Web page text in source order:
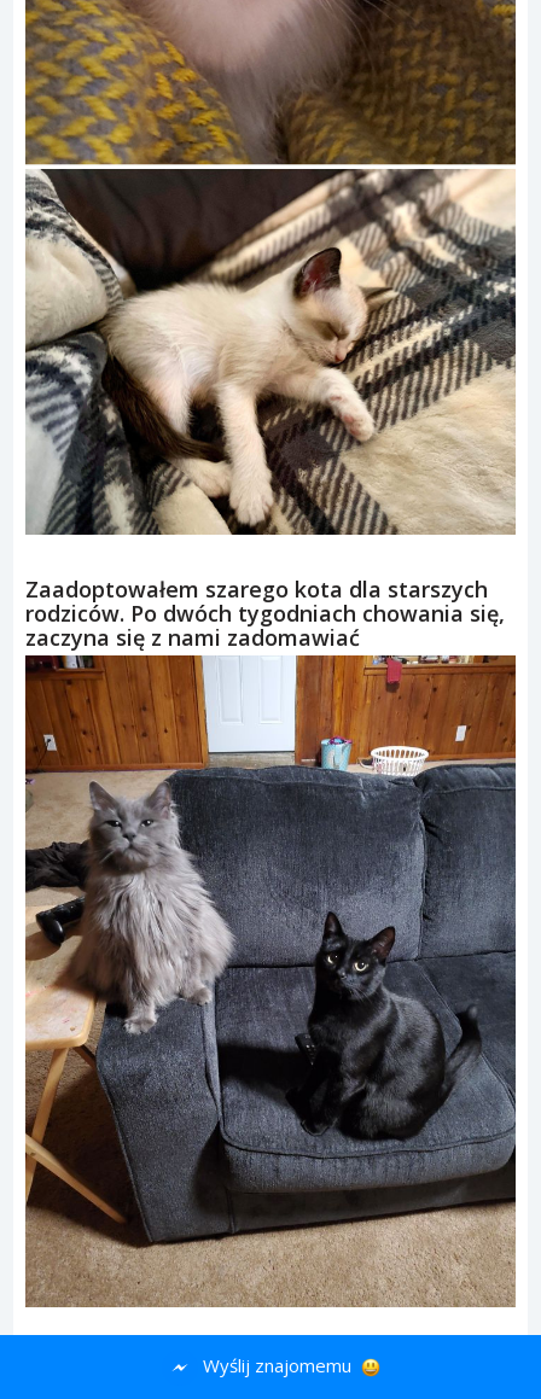
Zaadoptowałem szarego kota dla starszych
rodziców. Po dwóch tygodniach chowania się,
zaczyna się z nami zadomawiać
Wyślij znajomemu